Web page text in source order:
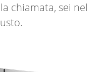
chiamata, sei nel